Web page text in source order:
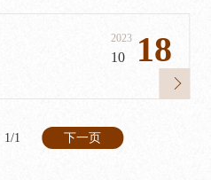
2023
10 18
1/1 下一页